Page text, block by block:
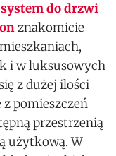
system do drzwi
znakomicie
i w luksusowych
z dużej ilości
z pomieszczeń
przestrzenią
użytkową. W